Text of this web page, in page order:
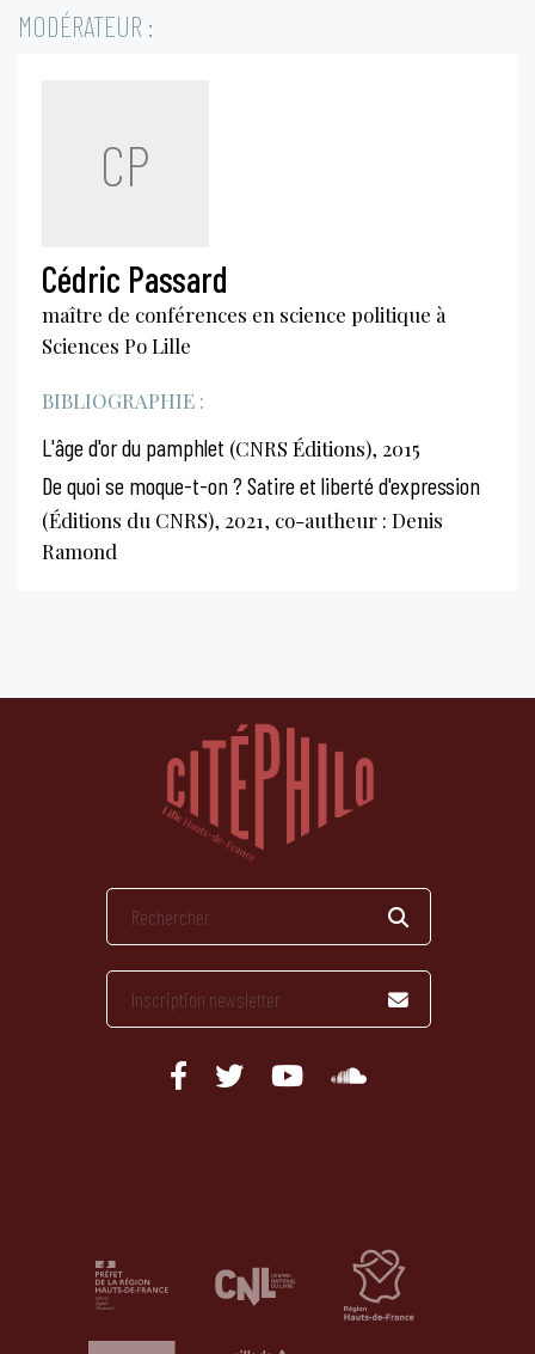
MODÉRATEUR :
CP
Cédric Passard
maître de conférences en science politique à
Sciences Po Lille
BIBLIOGRAPHIE :
L'âge d'or du pamphlet (CNRS Éditions), 2015
De quoi se moque-t-on ? Satire et liberté d'expression
(Éditions du CNRS), 2021, co-autheur : Denis
Ramond